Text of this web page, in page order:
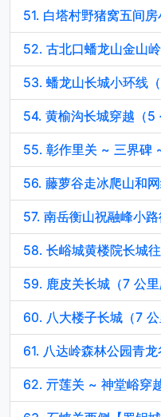
51. 白塔村野猪窝五间
53. 蟠龙山长城小环线
54. 黄榆沟长城穿越（5
56. 藤萝谷走冰爬山和
57. 南岳衡山祝融峰小
58. 长峪城黄楼院长城
59. 鹿皮关长城（7 公里
60. 八大楼子长城（7 公
62. 亓莲关 ~ 神堂峪穿